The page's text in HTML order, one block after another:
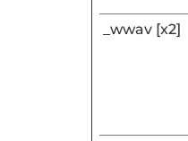
_wwav [x2]